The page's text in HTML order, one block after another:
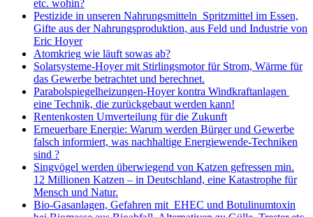
etc. wohin?
Pestizide in unseren Nahrungsmitteln Spritzmittel im Essen,
Gifte aus der Nahrungsproduktion, aus Feld und Industrie von
Eric Hoyer
Atomkrieg wie läuft sowas ab?
Solarsysteme-Hoyer mit Stirlingsmotor für Strom, Wärme für
das Gewerbe betrachtet und berechnet.
Parabolspiegelheizungen-Hoyer kontra Windkraftanlagen
eine Technik, die zurückgebaut werden kann!
Rentenkosten Umverteilung für die Zukunft
Erneuerbare Energie: Warum werden Bürger und Gewerbe
falsch informiert, was nachhaltige Energiewende-Techniken
sind ?
Singvögel werden überwiegend von Katzen gefressen min.
12 Millionen Katzen – in Deutschland, eine Katastrophe für
Mensch und Natur.
Bio-Gasanlagen, Gefahren mit EHEC und Botulinumtoxin